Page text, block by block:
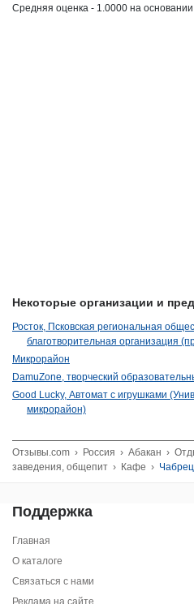
Средняя оценка - 1.0000 на основании
Некоторые организации и
Росток, Псковская региональная
благотворительная организация
Микрорайон
DamuZone, творческий
Good Lucky, Автомат с игрушками
микрорайон)
Отзывы.com › Россия › Абакан ›
заведения, общепит › Кафе ›
Поддержка
Главная
О каталоге
Связаться с нами
Реклама на сайте